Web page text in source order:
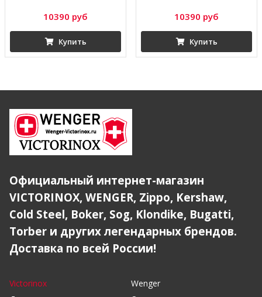
10390 руб
Купить
10390 руб
Купить
Официальный интернет-магазин
VICTORINOX, WENGER, Zippo, Kershaw,
Cold Steel, Boker, Sog, Klondike, Bugatti,
Torber и других легендарных брендов.
Доставка по всей России!
Victorinox
Wenger